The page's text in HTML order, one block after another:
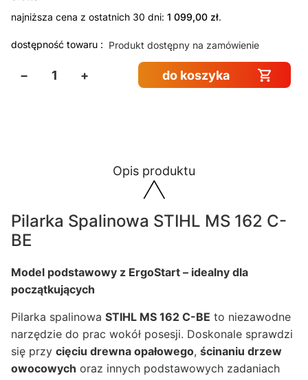
Opis produktu
Pilarka Spalinowa STIHL MS 162 C-
BE
Model podstawowy z ErgoStart – idealny dla
początkujących
Pilarka spalinowa STIHL MS 162 C-BE to niezawodne
narzędzie do prac wokół posesji. Doskonale sprawdzi
się przy cięciu drewna opałowego, ścinaniu drzew
owocowych oraz innych podstawowych zadaniach
najniższa cena z ostatnich 30 dni: 1 099,00 zł.
dostępność towaru : Produkt dostępny na zamówienie
− + do koszyka